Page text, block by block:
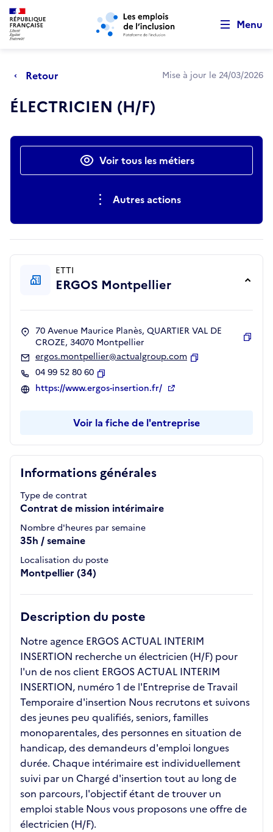
Aller au menu principal Aller au contenu principal
Menu
Retour Mise à jour le 24/03/2026
ÉLECTRICIEN (H/F)
Actions rapidesVoir tous les métiers
Autres actions
Informations générales
Type de contrat
Contrat de mission intérimaire
Nombre d'heures par semaine
35h / semaine
Localisation du poste
Montpellier (34)
Description du poste
Notre agence ERGOS ACTUAL INTERIM
INSERTION recherche un électricien (H/F) pour
l'un de nos client ERGOS ACTUAL INTERIM
INSERTION, numéro 1 de l'Entreprise de Travail
Temporaire d'insertion Nous recrutons et suivons
des jeunes peu qualifiés, seniors, familles
monoparentales, des personnes en situation de
handicap, des demandeurs d'emploi longues
durée. Chaque intérimaire est individuellement
suivi par un Chargé d'insertion tout au long de
son parcours, l'objectif étant de trouver un
emploi stable Nous vous proposons une offre de
électricien (H/F).
ETTI
ERGOS Montpellier
70 Avenue Maurice Planès, QUARTIER VAL DE
CROZE, 34070 Montpellier
ergos.montpellier@actualgroup.com
04 99 52 80 60
Copier
https://www.ergos-insertion.fr/
Voir la fiche de l'entreprise
Retour au début de la page
Panneau de gestion des cookies